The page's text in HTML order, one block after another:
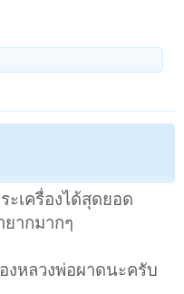
ะเครื่องได้สุดยอด
ยากมากๆ
งหลวงพ่อผาดนะครับ